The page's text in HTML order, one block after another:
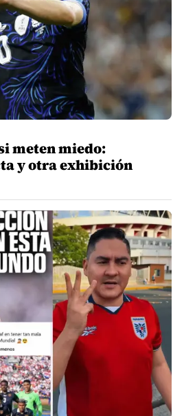
meten miedo:
y otra exhibición